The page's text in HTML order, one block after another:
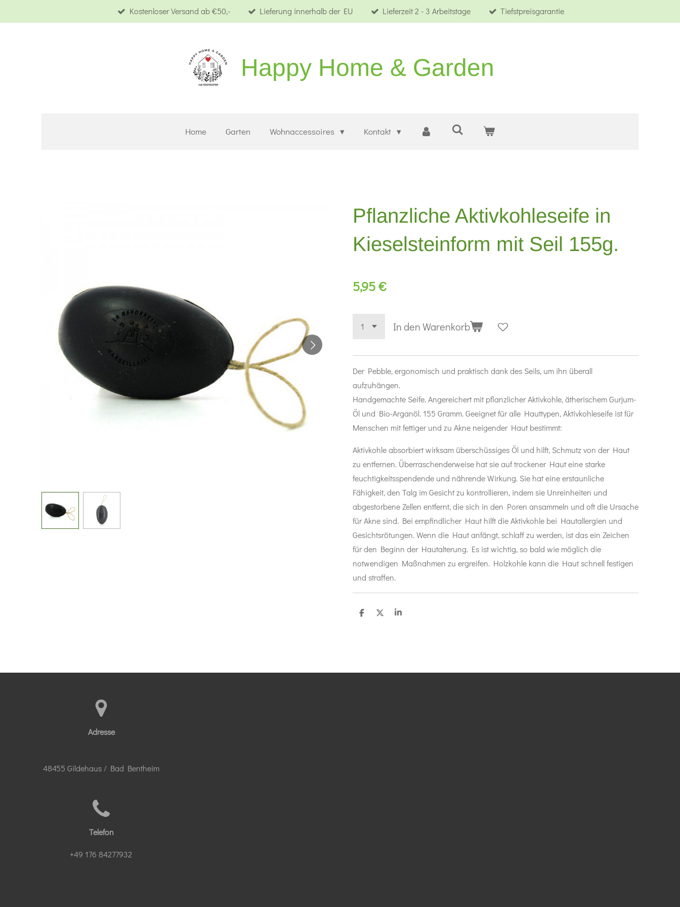
Hauptinhalt
Kostenloser Versand ab €50,- Lieferung innerhalb der EU Lieferzeit 2 - 3 Arbeitstage Tiefstpreisgarantie
Happy Home & Garden
Home Garten Wohnaccessoires Kontakt
Pflanzliche Aktivkohleseife in
Kieselsteinform mit Seil 155g.
5,95 €
In den Warenkorb
Der Pebble, ergonomisch und praktisch dank des Seils, um ihn überall
aufzuhängen.
Handgemachte Seife. Angereichert mit pflanzlicher Aktivkohle, ätherischem Gurjum-
Öl und Bio-Arganöl. 155 Gramm. Geeignet für alle Hauttypen, Aktivkohleseife ist für
Menschen mit fettiger und zu Akne neigender Haut bestimmt:
Aktivkohle absorbiert wirksam überschüssiges Öl und hilft, Schmutz von der Haut
zu entfernen. Überraschenderweise hat sie auf trockener Haut eine starke
feuchtigkeitsspendende und nährende Wirkung. Sie hat eine erstaunliche
Fähigkeit, den Talg im Gesicht zu kontrollieren, indem sie Unreinheiten und
abgestorbene Zellen entfernt, die sich in den Poren ansammeln und oft die Ursache
für Akne sind. Bei empfindlicher Haut hilft die Aktivkohle bei Hautallergien und
Gesichtsrötungen. Wenn die Haut anfängt, schlaff zu werden, ist das ein Zeichen
für den Beginn der Hautalterung. Es ist wichtig, so bald wie möglich die
notwendigen Maßnahmen zu ergreifen. Holzkohle kann die Haut schnell festigen
und straffen.
T
T
T
Adresse
48455 Gildehaus / Bad Bentheim
Telefon
+49 176 84277932